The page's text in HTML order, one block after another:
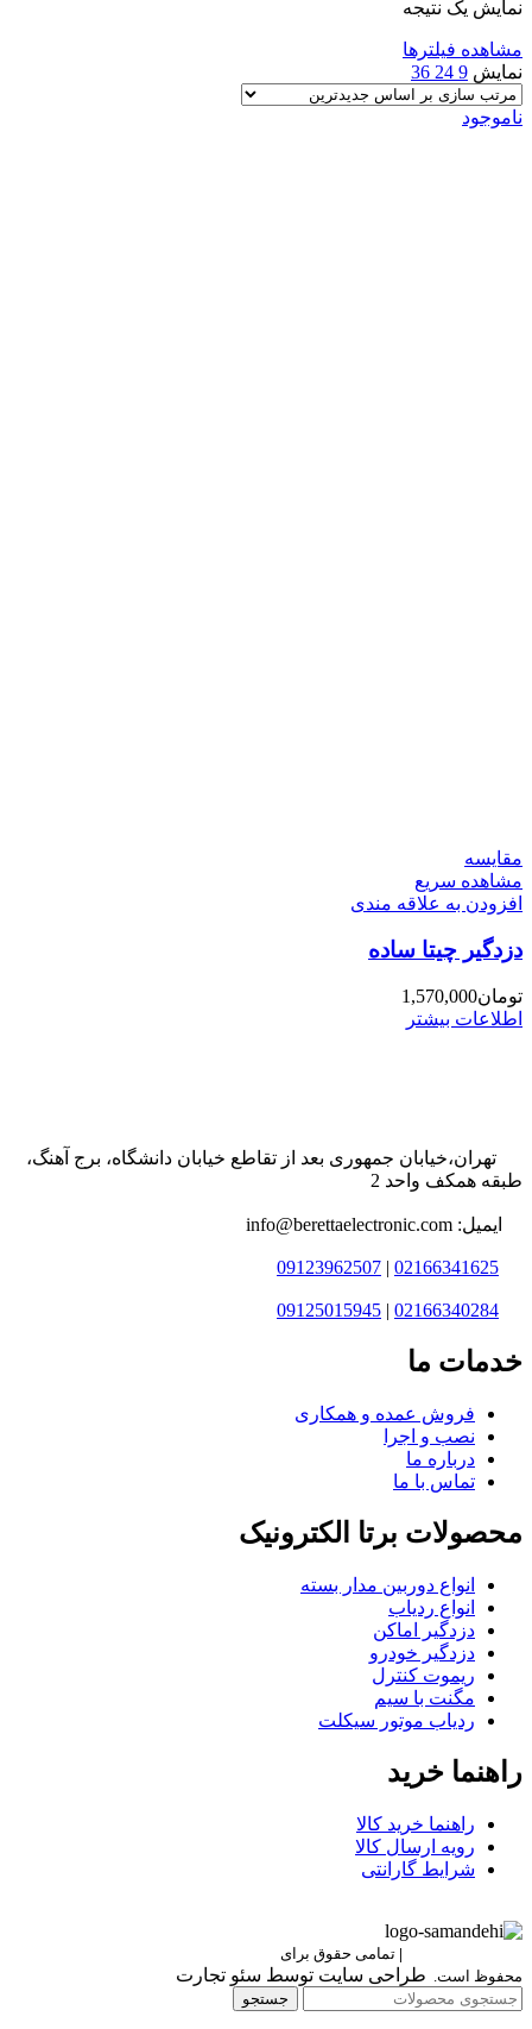
نمایش یک نتیجه
مشاهده فیلترها
نمایش 9
24
36
ناموجود
مقایسه
مشاهده سریع
افزودن به علاقه مندی
دزدگیر چیتا ساده
تومان1,570,000
اطلاعات بیشتر
تهران،خیابان جمهوری بعد از تقاطع خیابان دانشگاه، برج آهنگ،
طبقه همکف واحد 2
ایمیل: info@berettaelectronic.com
02166341625
|
09123962507
02166340284
|
09125015945
خدمات ما
فروش عمده و همکاری
نصب و اجرا
درباره ما
تماس با ما
محصولات برتا الکترونیک
انواع دوربین مدار بسته
انواع ردیاب
دزدگیر اماکن
دزدگیر خودرو
ریموت کنترل
مگنت با سیم
ردیاب موتور سیکلت
راهنما خرید
راهنما خرید کالا
رویه ارسال کالا
شرایط گارانتی
| تمامی حقوق برای
محفوظ است. طراحی سایت توسط سئو تجارت
جستجو